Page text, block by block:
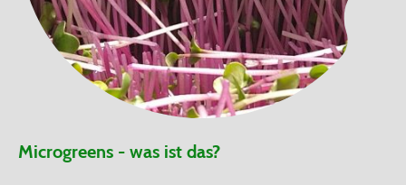
Microgreens - was ist das?